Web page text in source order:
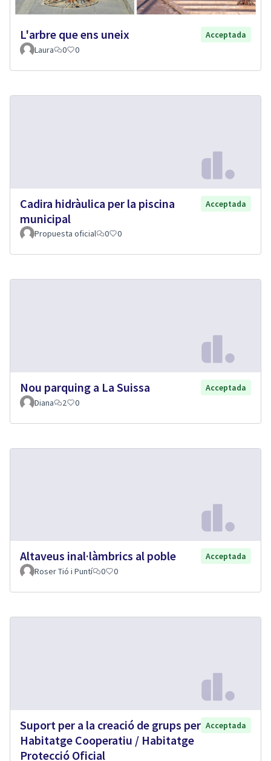
L'arbre que ens uneix
Acceptada
Laura
0 0
Cadira hidràulica per la piscina
municipal
Acceptada
Propuesta oficial 0 0
Nou parquing a La Suissa
Acceptada
Diana
2 0
Altaveus inal·làmbrics al poble
Acceptada
Roser Tió i Puntí
0 0
Suport per a la creació de grups per
Habitatge Cooperatiu / Habitatge
Protecció Oficial
Acceptada